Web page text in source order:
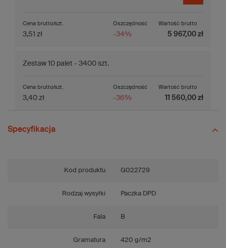
Oszczędność
-34%
Cena brutto/szt.
3,51 zł
Wartość brutto
5 967,00 zł
Zestaw 10 palet - 3400 szt.
Oszczędność
-36%
Cena brutto/szt.
3,40 zł
Wartość brutto
11 560,00 zł
Specyfikacja
Kod produktu G022729
Rodzaj wysyłki Paczka DPD
Fala B
Gramatura 420 g/m2